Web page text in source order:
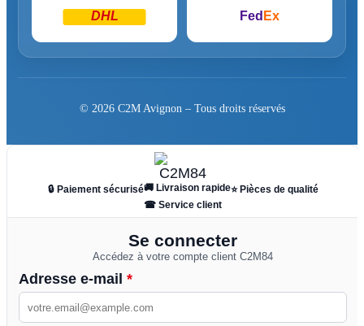
DHL Fed Ex
© 2026 C2M Avignon – Tous droits réservés
🔒 Paiement sécurisé🚚 Livraison rapide⭐ Pièces de qualité
☎ Service client
Se connecter
Accédez à votre compte client C2M84
Adresse e-mail *